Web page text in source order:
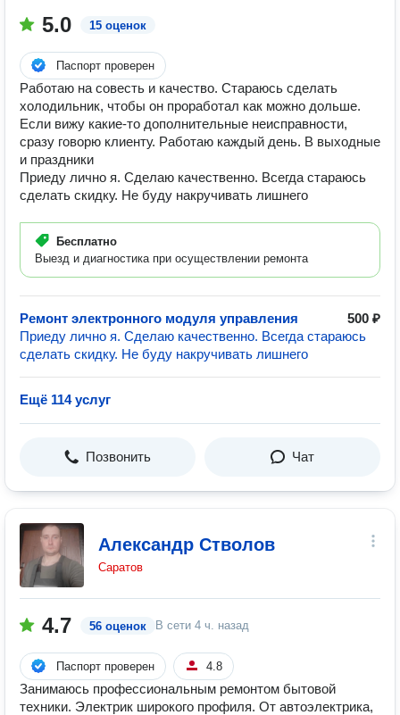
5.0 15 оценок
Паспорт проверен
Работаю на совесть и качество. Стараюсь сделать
холодильник, чтобы он проработал как можно дольше.
Если вижу какие-то дополнительные неисправности,
сразу говорю клиенту. Работаю каждый день. В выходные
и праздники
Приеду лично я. Сделаю качественно. Всегда стараюсь
сделать скидку. Не буду накручивать лишнего
Бесплатно
Выезд и диагностика при осуществлении ремонта
Ремонт электронного модуля управления
500 ₽
Приеду лично я. Сделаю качественно. Всегда стараюсь
сделать скидку. Не буду накручивать лишнего
Ещё 114 услуг
Позвонить Чат
Александр Стволов
Саратов
4.7 56 оценок В сети 4 ч. назад
Паспорт проверен 4.8
Занимаюсь профессиональным ремонтом бытовой
техники. Электрик широкого профиля. От автоэлектрика,